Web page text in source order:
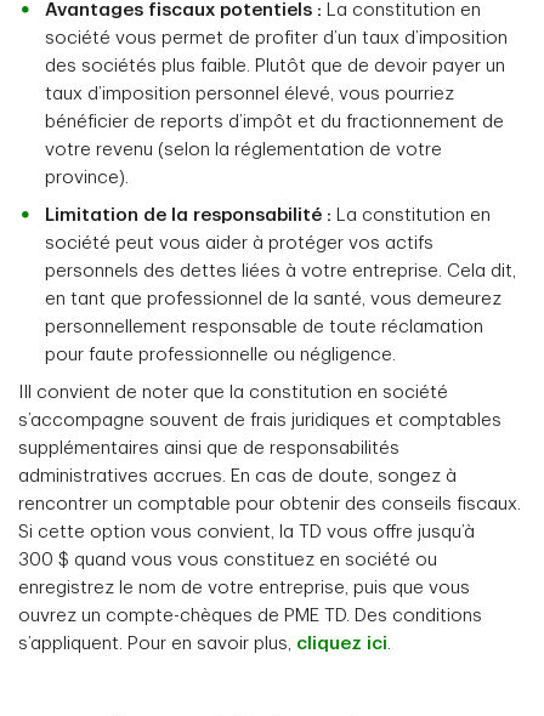
Avantages fiscaux potentiels : La constitution en
société vous permet de profiter d’un taux d’imposition
des sociétés plus faible. Plutôt que de devoir payer un
taux d’imposition personnel élevé, vous pourriez
bénéficier de reports d’impôt et du fractionnement de
votre revenu (selon la réglementation de votre
province).
Limitation de la responsabilité : La constitution en
société peut vous aider à protéger vos actifs
personnels des dettes liées à votre entreprise. Cela dit,
en tant que professionnel de la santé, vous demeurez
personnellement responsable de toute réclamation
pour faute professionnelle ou négligence.
IIl convient de noter que la constitution en société
s’accompagne souvent de frais juridiques et comptables
supplémentaires ainsi que de responsabilités
administratives accrues. En cas de doute, songez à
rencontrer un comptable pour obtenir des conseils fiscaux.
Si cette option vous convient, la TD vous offre jusqu’à
300 $ quand vous vous constituez en société ou
enregistrez le nom de votre entreprise, puis que vous
ouvrez un compte-chèques de PME TD. Des conditions
s’appliquent. Pour en savoir plus, cliquez ici.